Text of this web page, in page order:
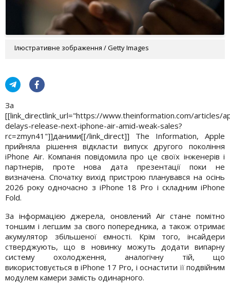
Ілюстративне зображення / Getty Images
За
[[link_directlink_url="https://www.theinformation.com/articles/
delays-release-next-iphone-air-amid-weak-sales?
rc=zmyn41"]]даними[[/link_direct]] The Information, Apple
прийняла рішення відкласти випуск другого покоління
iPhone Air. Компанія повідомила про це своїх інженерів і
партнерів, проте нова дата презентації поки не
визначена. Спочатку вихід пристрою планувався на осінь
2026 року одночасно з iPhone 18 Pro і складним iPhone
Fold.
За інформацією джерела, оновлений Air стане помітно
тоншим і легшим за свого попередника, а також отримає
акумулятор збільшеної ємності. Крім того, інсайдери
стверджують, що в новинку можуть додати випарну
систему охолодження, аналогічну тій, що
використовується в iPhone 17 Pro, і оснастити її подвійним
модулем камери замість одинарного.